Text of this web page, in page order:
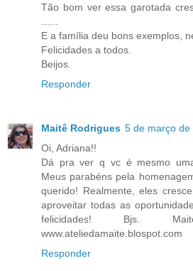
Tão bom ver essa garotada
E a família deu bons exemplos,
Felicidades a todos.
Beijos.
Responder
Maitê Rodrigues 5 de março de
Oi, Adriana!!
Dá pra ver q vc é mesmo
Meus parabéns pela
querido! Realmente, eles
aproveitar todas as
felicidades! Bjs.
www.ateliedamaite.blospot.com
Responder